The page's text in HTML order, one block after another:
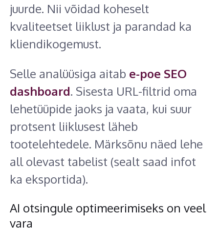
juurde. Nii võidad koheselt
kvaliteetset liiklust ja parandad ka
kliendikogemust.
Selle analüüsiga aitab e-poe SEO
dashboard. Sisesta URL-filtrid oma
lehetüüpide jaoks ja vaata, kui suur
protsent liiklusest läheb
tootelehtedele. Märksõnu näed lehe
all olevast tabelist (sealt saad infot
ka eksportida).
AI otsingule optimeerimiseks on veel
vara